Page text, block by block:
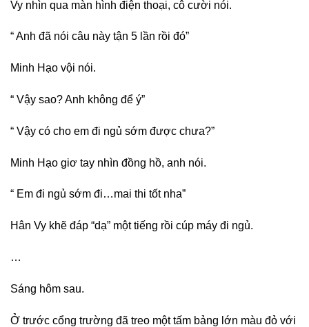
Vy nhìn qua màn hình điện thoại, cô cười nói.
“ Anh đã nói câu này tận 5 lần rồi đó”
Minh Hạo vội nói.
“ Vậy sao? Anh không để ý”
“ Vậy có cho em đi ngủ sớm được chưa?”
Minh Hạo giơ tay nhìn đồng hồ, anh nói.
“ Em đi ngủ sớm đi…mai thi tốt nha”
Hân Vy khẽ đáp “dạ” một tiếng rồi cúp máy đi ngủ.
…
Sáng hôm sau.
Ở trước cổng trường đã treo một tấm bảng lớn màu đỏ với